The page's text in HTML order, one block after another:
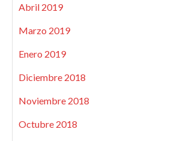
Abril 2019
Marzo 2019
Enero 2019
Diciembre 2018
Noviembre 2018
Octubre 2018